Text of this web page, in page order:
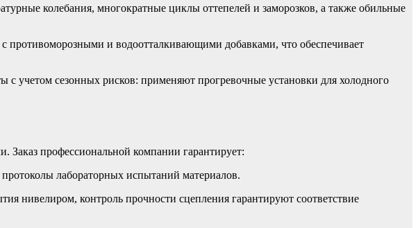
колебания, многократные циклы оттепелей и заморозков, а также обильные
противоморозными и водоотталкивающими добавками, что обеспечивает
учетом сезонных рисков: применяют прогревочные установки для холодного
профессиональной компании гарантирует:
лабораторных испытаний материалов.
нивелиром, контроль прочности сцепления гарантируют соответствие